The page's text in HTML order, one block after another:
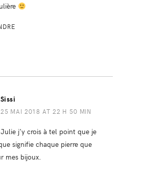
Sissi
25 MAI 2018 AT 22 H 50 MIN
Julie j’y crois à tel point que je
signifie chaque pierre que
mes bijoux.